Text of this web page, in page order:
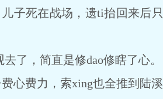
子死在战场，遗ti抬回来后只
了，简直是修dao修瞎了心。
心费力，索xing也全推到陆溪